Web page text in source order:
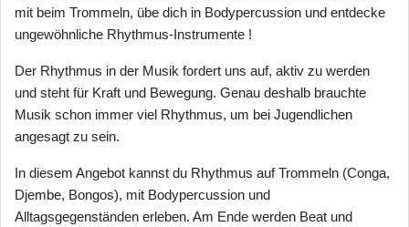
mit beim Trommeln, übe dich in Bodypercussion und entdecke
ungewöhnliche Rhythmus-Instrumente !
Der Rhythmus in der Musik fordert uns auf, aktiv zu werden
und steht für Kraft und Bewegung. Genau deshalb brauchte
Musik schon immer viel Rhythmus, um bei Jugendlichen
angesagt zu sein.
In diesem Angebot kannst du Rhythmus auf Trommeln (Conga,
Djembe, Bongos), mit Bodypercussion und
Alltagsgegenständen erleben. Am Ende werden Beat und